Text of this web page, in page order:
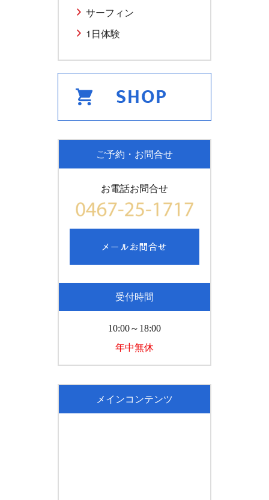
サーフィン
1日体験
ご予約・お問合せ
お電話お問合せ
受付時間
10:00～18:00
年中無休
メインコンテンツ